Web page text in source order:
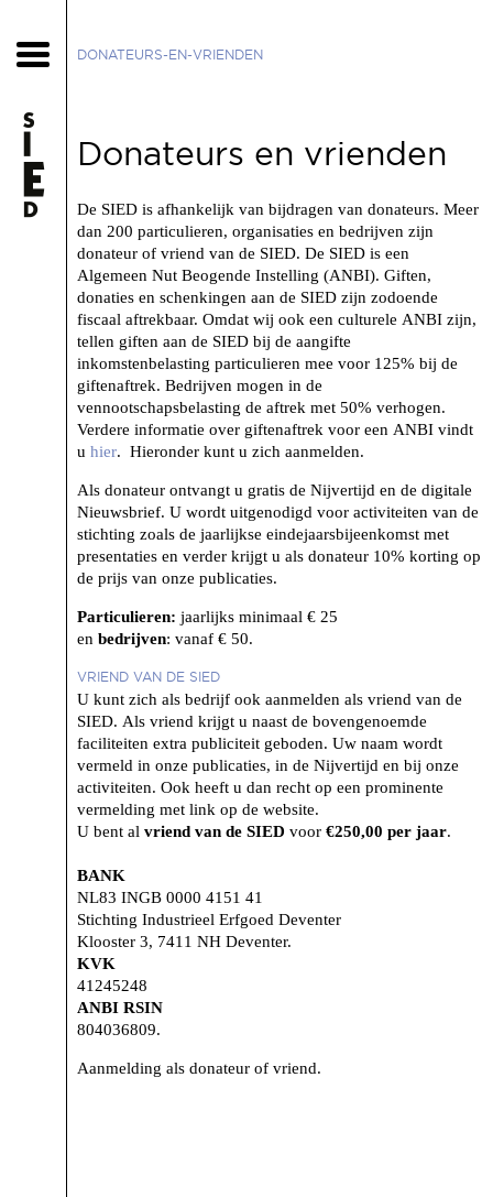
DONATEURS-EN-VRIENDEN
Donateurs en vrienden
De SIED is afhankelijk van bijdragen van donateurs. Meer
dan 200 particulieren, organisaties en bedrijven zijn
donateur of vriend van de SIED. De SIED is een
Algemeen Nut Beogende Instelling (ANBI). Giften,
donaties en schenkingen aan de SIED zijn zodoende
fiscaal aftrekbaar. Omdat wij ook een culturele ANBI zijn,
tellen giften aan de SIED bij de aangifte
inkomstenbelasting particulieren mee voor 125% bij de
giftenaftrek. Bedrijven mogen in de
vennootschapsbelasting de aftrek met 50% verhogen.
Verdere informatie over giftenaftrek voor een ANBI vindt
u hier. Hieronder kunt u zich aanmelden.
Als donateur ontvangt u gratis de Nijvertijd en de digitale
Nieuwsbrief. U wordt uitgenodigd voor activiteiten van de
stichting zoals de jaarlijkse eindejaarsbijeenkomst met
presentaties en verder krijgt u als donateur 10% korting op
de prijs van onze publicaties.
Particulieren: jaarlijks minimaal € 25
en bedrijven: vanaf € 50.
VRIEND VAN DE SIED
U kunt zich als bedrijf ook aanmelden als vriend van de
SIED. Als vriend krijgt u naast de bovengenoemde
faciliteiten extra publiciteit geboden. Uw naam wordt
vermeld in onze publicaties, in de Nijvertijd en bij onze
activiteiten. Ook heeft u dan recht op een prominente
vermelding met link op de website.
U bent al vriend van de SIED voor €250,00 per jaar.
BANK
NL83 INGB 0000 4151 41
Stichting Industrieel Erfgoed Deventer
Klooster 3, 7411 NH Deventer.
KVK
41245248
ANBI RSIN
804036809.
Aanmelding als donateur of vriend.